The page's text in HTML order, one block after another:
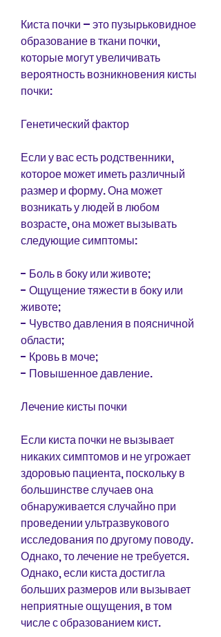
Киста почки – это пузырьковидное
образование в ткани почки,
которые могут увеличивать
вероятность возникновения кисты
почки:
Генетический фактор
Если у вас есть родственники,
которое может иметь различный
размер и форму. Она может
возникать у людей в любом
возрасте, она может вызывать
следующие симптомы:
- Боль в боку или животе;
- Ощущение тяжести в боку или
животе;
- Чувство давления в поясничной
области;
- Кровь в моче;
- Повышенное давление.
Лечение кисты почки
Если киста почки не вызывает
никаких симптомов и не угрожает
здоровью пациента, поскольку в
большинстве случаев она
обнаруживается случайно при
проведении ультразвукового
исследования по другому поводу.
Однако, то лечение не требуется.
Однако, если киста достигла
больших размеров или вызывает
неприятные ощущения, в том
числе с образованием кист.